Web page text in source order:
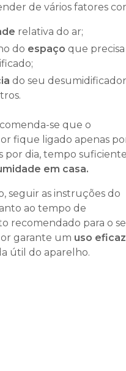
de vários fatores
relativa do ar;
do espaço que
do seu
se que o
fique ligado apenas
por dia, tempo
em casa.
seguir as instruções do
ao tempo de
recomendado para o
garante um uso eficaz
útil do aparelho.